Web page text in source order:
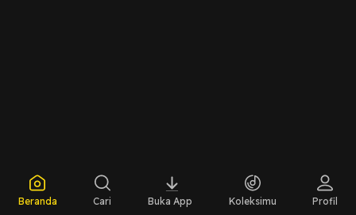
Beranda Cari Buka App Koleksimu Profil